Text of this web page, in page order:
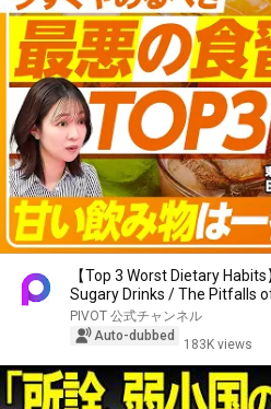
【Top 3 Worst Dietary
Sugary Drinks / The Pitfalls
PIVOT 公式チャンネル
Auto-dubbed
183K views